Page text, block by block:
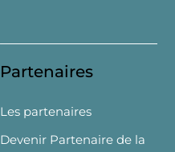
Partenaires
Les partenaires
Devenir Partenaire de la